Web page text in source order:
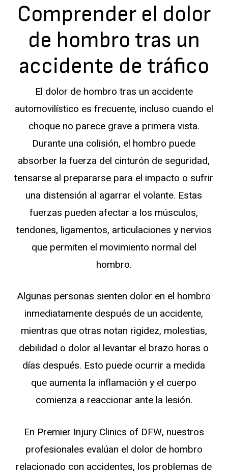
Comprender el dolor
de hombro tras un
accidente de tráfico
El dolor de hombro tras un accidente
automovilístico es frecuente, incluso cuando el
choque no parece grave a primera vista.
Durante una colisión, el hombro puede
absorber la fuerza del cinturón de seguridad,
tensarse al prepararse para el impacto o sufrir
una distensión al agarrar el volante. Estas
fuerzas pueden afectar a los músculos,
tendones, ligamentos, articulaciones y nervios
que permiten el movimiento normal del
hombro.
Algunas personas sienten dolor en el hombro
inmediatamente después de un accidente,
mientras que otras notan rigidez, molestias,
debilidad o dolor al levantar el brazo horas o
días después. Esto puede ocurrir a medida
que aumenta la inflamación y el cuerpo
comienza a reaccionar ante la lesión.
En Premier Injury Clinics of DFW, nuestros
profesionales evalúan el dolor de hombro
relacionado con accidentes, los problemas de